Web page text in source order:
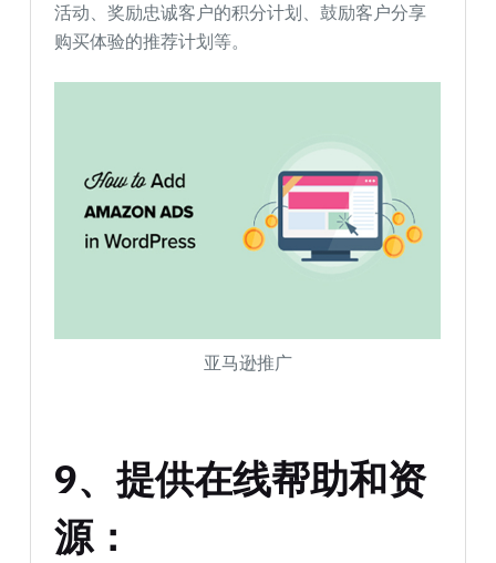
活动、奖励忠诚客户的积分计划、鼓励客户分享
购买体验的推荐计划等。
亚马逊推广
9、提供在线帮助和资
源：